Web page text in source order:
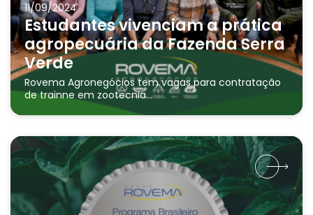
11/09/2024
Estudantes vivenciam a prática
agropecuária da Fazenda Serra
Verde
Rovema Agronegócios tem vagas para contratação
de trainne em zootecnia...